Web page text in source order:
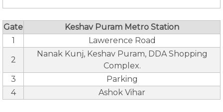
Gate
Keshav Puram Metro Station
1
Lawerence Road
2
Nanak Kunj, Keshav Puram, DDA Shopping
Complex.
3
Parking
4
Ashok Vihar